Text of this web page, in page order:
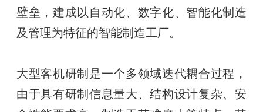
壁垒，建成以自动化、数字化、智能化制造
及管理为特征的智能制造工厂。
大型客机研制是一个多领域迭代耦合过程，
由于具有研制信息量大、结构设计复杂、安